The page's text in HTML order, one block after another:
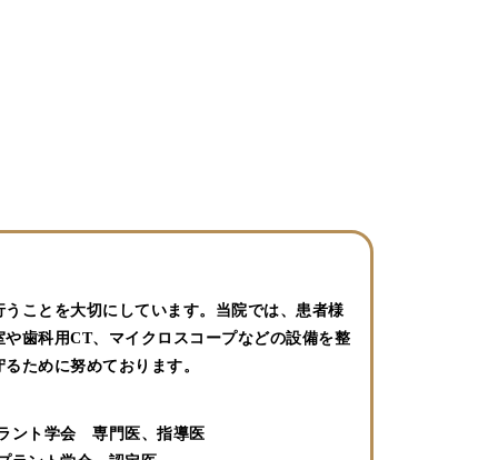
ことを大切にしています。当院では、患者様
歯科用CT、マイクロスコープなどの設備を整
ために努めております。
ント学会 専門医、指導医